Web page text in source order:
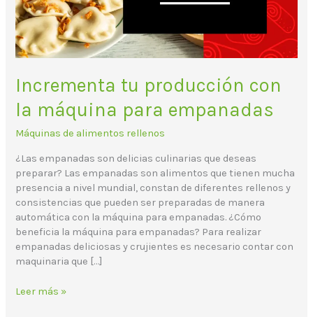
Incrementa tu producción con
la máquina para empanadas
Máquinas de alimentos rellenos
¿Las empanadas son delicias culinarias que deseas
preparar? Las empanadas son alimentos que tienen mucha
presencia a nivel mundial, constan de diferentes rellenos y
consistencias que pueden ser preparadas de manera
automática con la máquina para empanadas. ¿Cómo
beneficia la máquina para empanadas? Para realizar
empanadas deliciosas y crujientes es necesario contar con
maquinaria que […]
empanadas
Leer más »